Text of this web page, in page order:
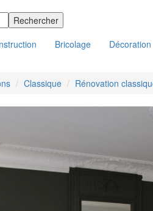
Bricolage Décoration
Classique Rénovation